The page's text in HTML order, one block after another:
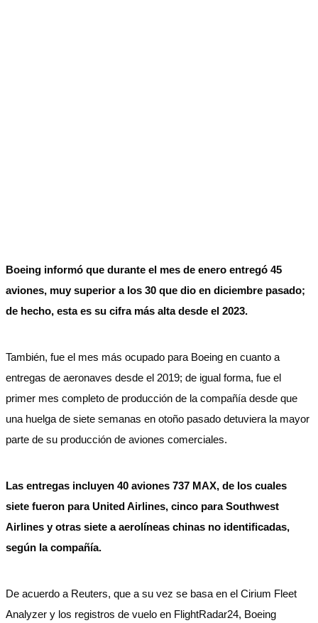
Boeing informó que durante el mes de enero entregó 45
aviones, muy superior a los 30 que dio en diciembre pasado;
de hecho, esta es su cifra más alta desde el 2023.
También, fue el mes más ocupado para Boeing en cuanto a
entregas de aeronaves desde el 2019; de igual forma, fue el
primer mes completo de producción de la compañía desde que
una huelga de siete semanas en otoño pasado detuviera la mayor
parte de su producción de aviones comerciales.
Las entregas incluyen 40 aviones 737 MAX, de los cuales
siete fueron para United Airlines, cinco para Southwest
Airlines y otras siete a aerolíneas chinas no identificadas,
según la compañía.
De acuerdo a Reuters, que a su vez se basa en el Cirium Fleet
Analyzer y los registros de vuelo en FlightRadar24, Boeing